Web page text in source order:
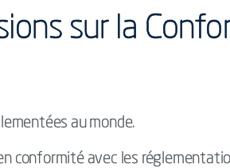
sur la
au monde.
conformité avec les